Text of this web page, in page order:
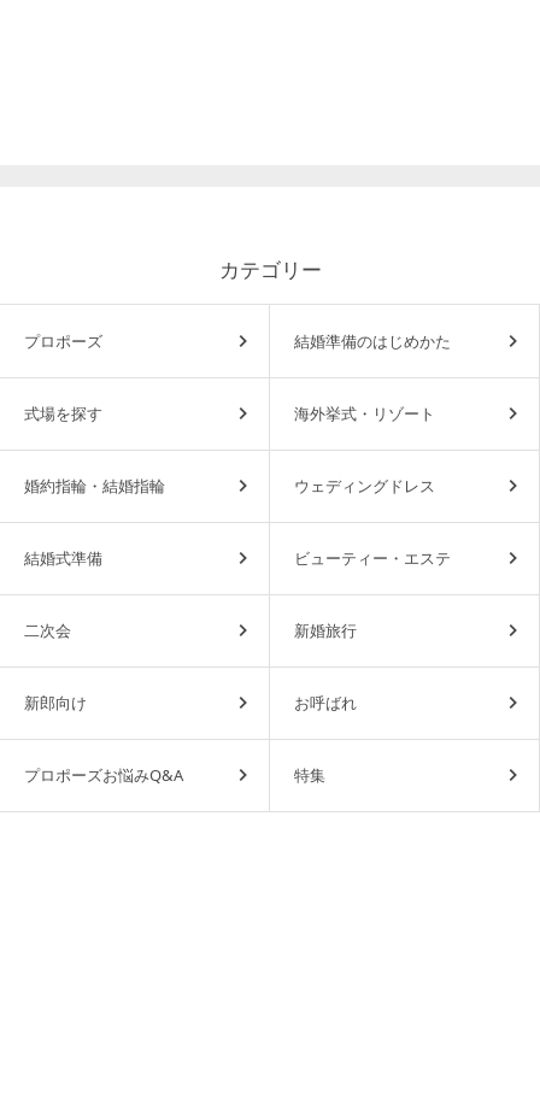
カテゴリー
プロポーズ 結婚準備のはじめかた
式場を探す 海外挙式・リゾート
婚約指輪・結婚指輪 ウェディングドレス
結婚式準備 ビューティー・エステ
二次会 新婚旅行
新郎向け お呼ばれ
プロポーズお悩みQ&A 特集